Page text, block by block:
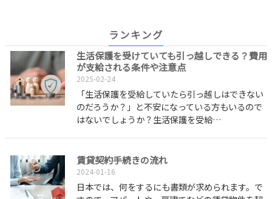
ランキング
生活保護を受けていても引っ越しできる？費用
が支給される条件や注意点
2025-02-24
「生活保護を受給していたら引っ越しはできない
のだろうか？」と不安になっている方もいるので
はないでしょうか？生活保護を受給…
賃貸契約手続きの流れ
2024-01-16
日本では、何をするにも書類が求められます。で